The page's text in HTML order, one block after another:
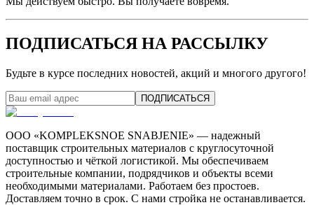
ПОДПИСАТЬСЯ НА РАССЫЛКУ
Будьте в курсе последних новостей, акций и многого другого!
ПОДПИСАТЬСЯ
ООО «KOMPLEKSNOE SNABJENIE» — надежный
поставщик строительных материалов с круглосуточной
доступностью и чёткой логистикой. Мы обеспечиваем
строительные компании, подрядчиков и объекты всеми
необходимыми материалами. Работаем без простоев.
Доставляем точно в срок. С нами стройка не останавливается.